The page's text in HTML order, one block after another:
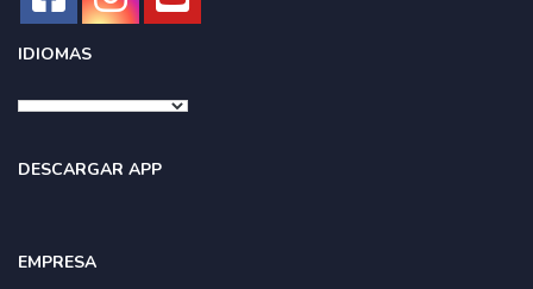
IDIOMAS
DESCARGAR APP
EMPRESA